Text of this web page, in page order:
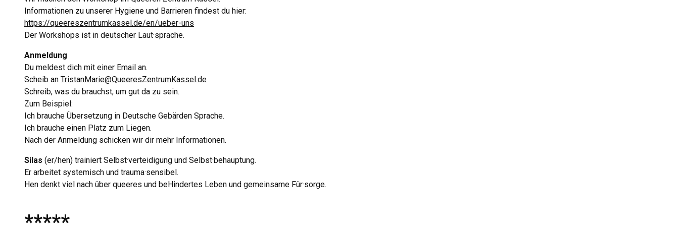
Informationen zu unserer Hygiene und Barrieren findest du hier:
https://queereszentrumkassel.de/en/ueber-uns
Der Workshops ist in deutscher Laut·sprache.
Anmeldung
Du meldest dich mit einer Email an.
Scheib an TristanMarie@QueeresZentrumKassel.de
Schreib, was du brauchst, um gut da zu sein.
Zum Beispiel:
Ich brauche Übersetzung in Deutsche Gebärden Sprache.
Ich brauche einen Platz zum Liegen.
Nach der Anmeldung schicken wir dir mehr Informationen.
Silas (er/hen) trainiert Selbst·verteidigung und Selbst·behauptung.
Er arbeitet systemisch und trauma·sensibel.
Hen denkt viel nach über queeres und beHindertes Leben und gemeinsame Für·sorge.